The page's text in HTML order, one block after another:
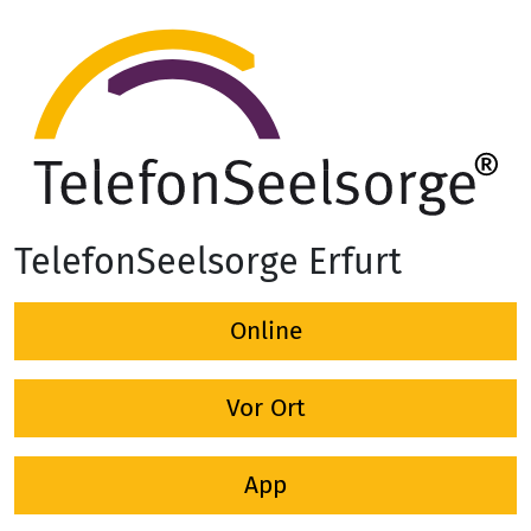
TelefonSeelsorge Erfurt
Online
Vor Ort
App